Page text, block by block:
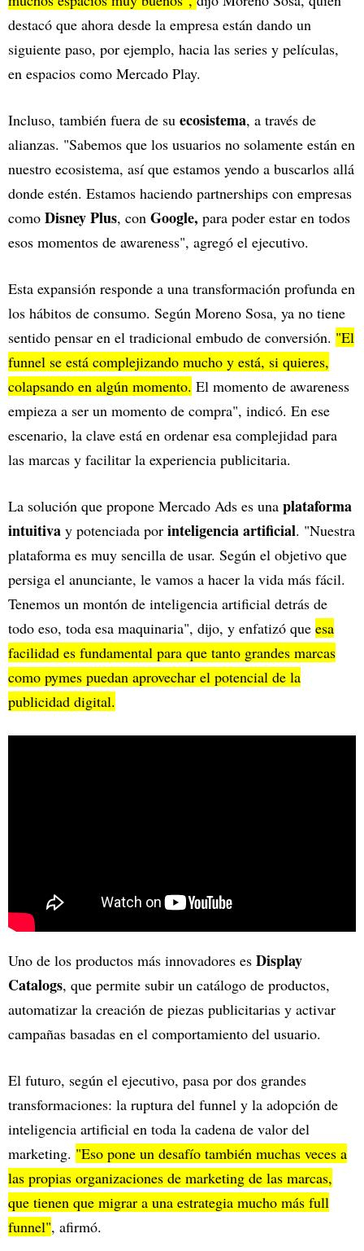
destacó que ahora desde la empresa están dando un
siguiente paso, por ejemplo, hacia las series y películas,
en espacios como Mercado Play.
Incluso, también fuera de su ecosistema, a través de
alianzas. "Sabemos que los usuarios no solamente están en
nuestro ecosistema, así que estamos yendo a buscarlos allá
donde estén. Estamos haciendo partnerships con empresas
como Disney Plus, con Google, para poder estar en todos
esos momentos de awareness", agregó el ejecutivo.
Esta expansión responde a una transformación profunda en
los hábitos de consumo. Según Moreno Sosa, ya no tiene
sentido pensar en el tradicional embudo de conversión. "El
funnel se está complejizando mucho y está, si quieres,
colapsando en algún momento. El momento de awareness
empieza a ser un momento de compra", indicó. En ese
escenario, la clave está en ordenar esa complejidad para
las marcas y facilitar la experiencia publicitaria.
La solución que propone Mercado Ads es una plataforma
intuitiva y potenciada por inteligencia artificial. "Nuestra
plataforma es muy sencilla de usar. Según el objetivo que
persiga el anunciante, le vamos a hacer la vida más fácil.
Tenemos un montón de inteligencia artificial detrás de
todo eso, toda esa maquinaria", dijo, y enfatizó que esa
facilidad es fundamental para que tanto grandes marcas
como pymes puedan aprovechar el potencial de la
publicidad digital.
Uno de los productos más innovadores es Display
Catalogs, que permite subir un catálogo de productos,
automatizar la creación de piezas publicitarias y activar
campañas basadas en el comportamiento del usuario.
El futuro, según el ejecutivo, pasa por dos grandes
transformaciones: la ruptura del funnel y la adopción de
inteligencia artificial en toda la cadena de valor del
marketing. "Eso pone un desafío también muchas veces a
las propias organizaciones de marketing de las marcas,
que tienen que migrar a una estrategia mucho más full
funnel", afirmó.